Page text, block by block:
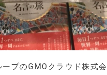
プのGMOクラウド株式